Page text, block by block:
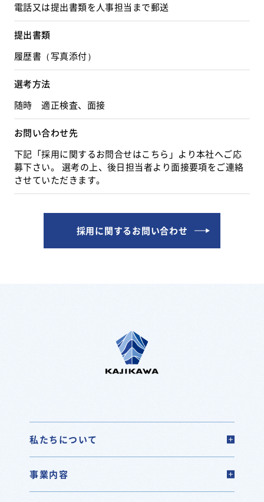
電話又は提出書類を人事担当まで郵送
提出書類
履歴書（写真添付）
選考方法
随時 適正検査、面接
お問い合わせ先
下記「採用に関するお問合せはこちら」より本社へご応
募下さい。 選考の上、後日担当者より面接要項をご連絡
させていただきます。
採用に関するお問い合わせ
私たちについて
事業内容